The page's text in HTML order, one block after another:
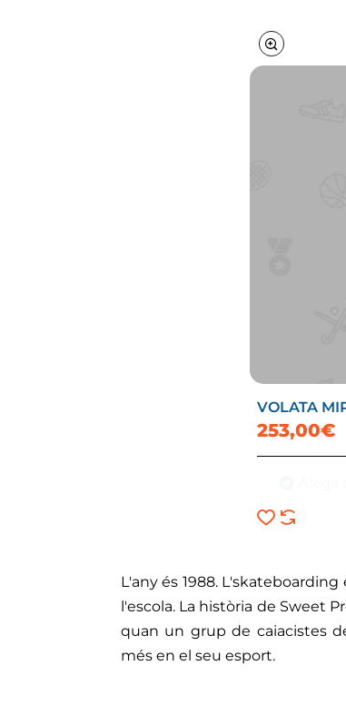
VOLATA
253,00€
L'any és 1988.
l'escola. La història de Sweet
quan un grup de caiacistes
més en el seu esport.